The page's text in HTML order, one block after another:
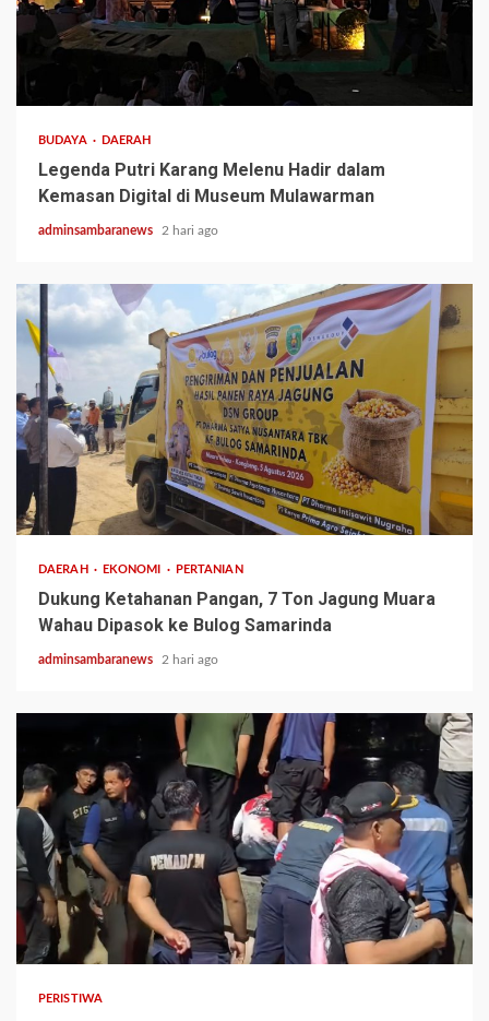
BUDAYA DAERAH
Legenda Putri Karang Melenu Hadir dalam
Kemasan Digital di Museum Mulawarman
adminsambaranews 2 hari ago
1 min read
DAERAH EKONOMI PERTANIAN
Dukung Ketahanan Pangan, 7 Ton Jagung Muara
Wahau Dipasok ke Bulog Samarinda
adminsambaranews 2 hari ago
2 min read
PERISTIWA